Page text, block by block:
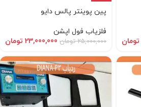
تومان
پین پوینتر پالس دایو
فلزیاب فول اپشن
25,000,000 تومان 23,000,000 تومان